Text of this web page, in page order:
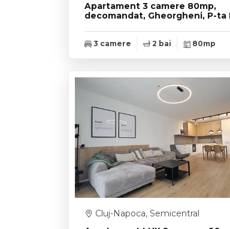
Apartament 3 camere 80mp,
decomandat, Gheorgheni, P-ta
3 camere 2 bai 80mp
Cluj-Napoca, Semicentral